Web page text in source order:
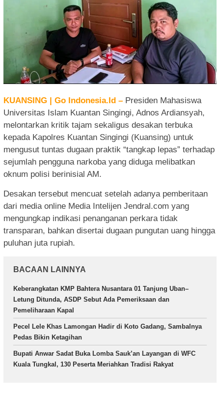
KUANSING | Go Indonesia.Id – Presiden Mahasiswa
Universitas Islam Kuantan Singingi, Adnos Ardiansyah,
melontarkan kritik tajam sekaligus desakan terbuka
kepada Kapolres Kuantan Singingi (Kuansing) untuk
mengusut tuntas dugaan praktik “tangkap lepas” terhadap
sejumlah pengguna narkoba yang diduga melibatkan
oknum polisi berinisial AM.
Desakan tersebut mencuat setelah adanya pemberitaan
dari media online Media Intelijen Jendral.com yang
mengungkap indikasi penanganan perkara tidak
transparan, bahkan disertai dugaan pungutan uang hingga
puluhan juta rupiah.
BACAAN LAINNYA
Keberangkatan KMP Bahtera Nusantara 01 Tanjung Uban–
Letung Ditunda, ASDP Sebut Ada Pemeriksaan dan
Pemeliharaan Kapal
Pecel Lele Khas Lamongan Hadir di Koto Gadang, Sambalnya
Pedas Bikin Ketagihan
Bupati Anwar Sadat Buka Lomba Sauk’an Layangan di WFC
Kuala Tungkal, 130 Peserta Meriahkan Tradisi Rakyat